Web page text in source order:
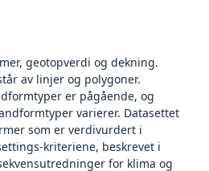
geotopverdi og dekning.
av linjer og polygoner.
er pågående, og
varierer. Datasettet
som er verdivurdert i
kriteriene, beskrevet i
for klima og